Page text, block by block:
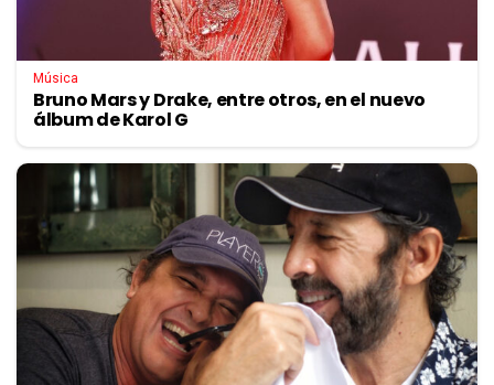
Música
Bruno Mars y Drake, entre otros, en el nuevo
álbum de Karol G